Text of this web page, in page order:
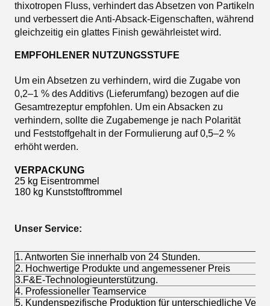
thixotropen Fluss, verhindert das Absetzen von Partikeln
und verbessert die Anti-Absack-Eigenschaften, während
gleichzeitig ein glattes Finish gewährleistet wird.
EMPFOHLENER NUTZUNGSSTUFE
Um ein Absetzen zu verhindern, wird die Zugabe von
0,2–1 % des Additivs (Lieferumfang) bezogen auf die
Gesamtrezeptur empfohlen. Um ein Absacken zu
verhindern, sollte die Zugabemenge je nach Polarität
und Feststoffgehalt in der Formulierung auf 0,5–2 %
erhöht werden.
VERPACKUNG
25 kg Eisentrommel
180 kg Kunststofftrommel
Unser Service:
1. Antworten Sie innerhalb von 24 Stunden.
2. Hochwertige Produkte und angemessener Preis
3.F&E-Technologieunterstützung.
4. Professioneller Teamservice
5. Kundenspezifische Produktion für unterschiedliche